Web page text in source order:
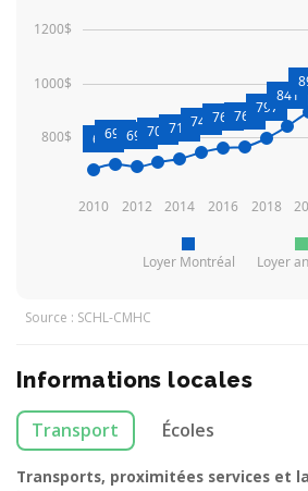
Loyer Montréal Loyer
2010 2012 2014 2016 2018
800$
1000$
1200$
680699692708 719 744 761766 797
841
Source : SCHL-CMHC
Informations locales
Transport Écoles
Transports, proximitées services et